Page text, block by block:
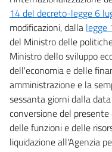
14 del decreto-legge 6
modificazioni, dalla legge
del Ministro delle
Ministro dello sviluppo
dell'economia e delle
amministrazione e la
sessanta giorni dalla
conversione del
delle funzioni e delle
liquidazione all'Agenzia